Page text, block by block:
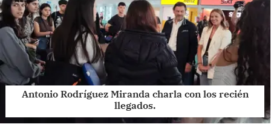
Antonio Rodríguez Miranda charla con los recién
llegados.